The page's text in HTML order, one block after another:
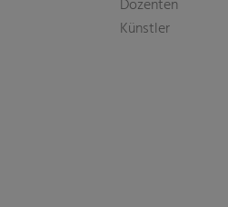
Dozenten
Künstler